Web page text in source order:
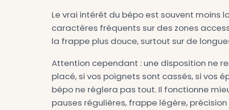
compensera pas l’absence
doigts, précision, régularité.
cohérents. Mais la transition
racontent une période
Dans un témoignage publié